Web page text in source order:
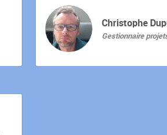
Christophe
Gestionnaire